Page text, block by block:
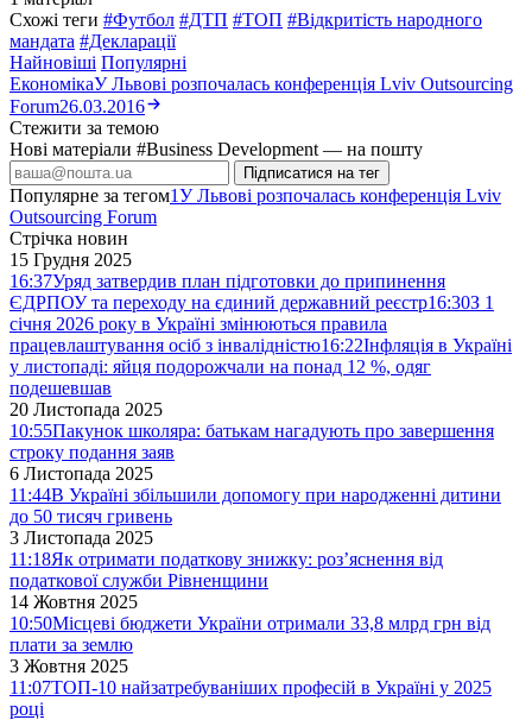
Схожі теги #Футбол #ДТП #ТОП #Відкритість народного
мандата #Декларації
Найновіші Популярні
ЕкономікаУ Львові розпочалась конференція Lviv Outsourcing
Forum26.03.2016
Стежити за темою
Нові матеріали #Business Development — на пошту
Підписатися на тег
Популярне за тегом1У Львові розпочалась конференція Lviv
Outsourcing Forum
Стрічка новин
15 Грудня 2025
16:37Уряд затвердив план підготовки до припинення
ЄДРПОУ та переходу на єдиний державний реєстр16:30З 1
січня 2026 року в Україні змінюються правила
працевлаштування осіб з інвалідністю16:22Інфляція в Україні
у листопаді: яйця подорожчали на понад 12 %, одяг
подешевшав
20 Листопада 2025
10:55Пакунок школяра: батькам нагадують про завершення
строку подання заяв
6 Листопада 2025
11:44В Україні збільшили допомогу при народженні дитини
до 50 тисяч гривень
3 Листопада 2025
11:18Як отримати податкову знижку: роз’яснення від
податкової служби Рівненщини
14 Жовтня 2025
10:50Місцеві бюджети України отримали 33,8 млрд грн від
плати за землю
3 Жовтня 2025
11:07ТОП-10 найзатребуваніших професій в Україні у 2025
році